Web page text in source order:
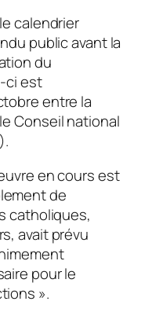
calendrier
public avant la
du
ci est
entre la
Conseil national
en cours est
de
catholiques,
avait prévu
pour le
».